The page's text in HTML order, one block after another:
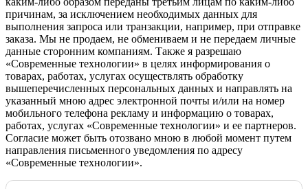
причинам, за исключением необходимых данных для
выполнения запроса или транзакции, например, при отправке
заказа. Мы не продаем, не обмениваем и не передаем личные
данные сторонним компаниям. Также я разрешаю
«Современные технологии» в целях информирования о
товарах, работах, услугах осуществлять обработку
вышеперечисленных персональных данных и направлять на
указанный мною адрес электронной почты и/или на номер
мобильного телефона рекламу и информацию о товарах,
работах, услугах «Современные технологии» и ее партнеров.
Согласие может быть отозвано мною в любой момент путем
направления письменного уведомления по адресу
«Современные технологии».